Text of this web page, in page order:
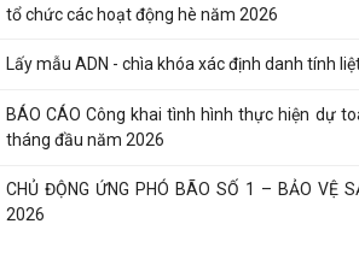
tổ chức các hoạt động hè năm 2026
Lấy mẫu ADN - chìa khóa xác định danh tính
BÁO CÁO Công khai tình hình thực hiện dự
tháng đầu năm 2026
CHỦ ĐỘNG ỨNG PHÓ BÃO SỐ 1 – BẢO VỆ
2026